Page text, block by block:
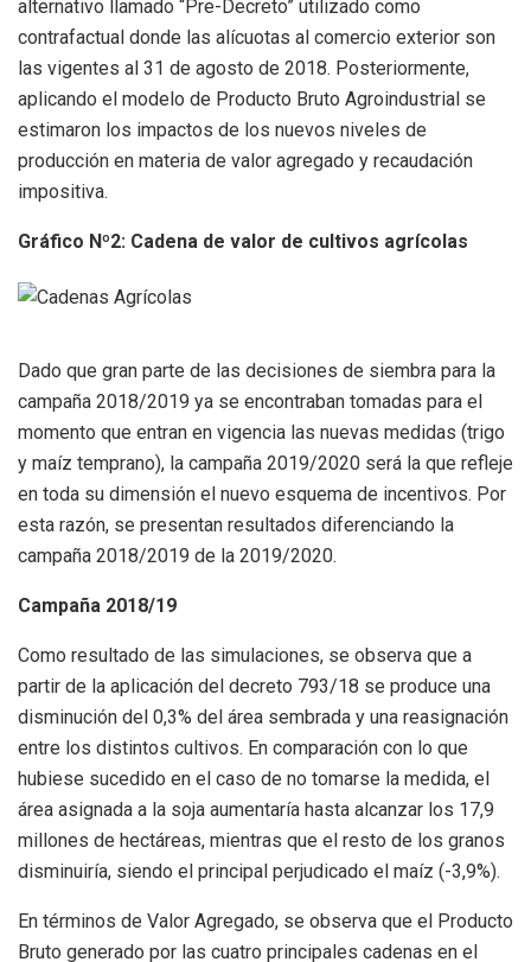
alternativo llamado “Pre-Decreto” utilizado como
contrafactual donde las alícuotas al comercio exterior son
las vigentes al 31 de agosto de 2018. Posteriormente,
aplicando el modelo de Producto Bruto Agroindustrial se
estimaron los impactos de los nuevos niveles de
producción en materia de valor agregado y recaudación
impositiva.
Gráfico Nº2: Cadena de valor de cultivos agrícolas
Dado que gran parte de las decisiones de siembra para la
campaña 2018/2019 ya se encontraban tomadas para el
momento que entran en vigencia las nuevas medidas (trigo
y maíz temprano), la campaña 2019/2020 será la que refleje
en toda su dimensión el nuevo esquema de incentivos. Por
esta razón, se presentan resultados diferenciando la
campaña 2018/2019 de la 2019/2020.
Campaña 2018/19
Como resultado de las simulaciones, se observa que a
partir de la aplicación del decreto 793/18 se produce una
disminución del 0,3% del área sembrada y una reasignación
entre los distintos cultivos. En comparación con lo que
hubiese sucedido en el caso de no tomarse la medida, el
área asignada a la soja aumentaría hasta alcanzar los 17,9
millones de hectáreas, mientras que el resto de los granos
disminuiría, siendo el principal perjudicado el maíz (-3,9%).
En términos de Valor Agregado, se observa que el Producto
Bruto generado por las cuatro principales cadenas en el